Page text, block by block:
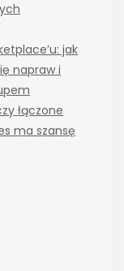
jak
napraw i
łączone
ma szansę